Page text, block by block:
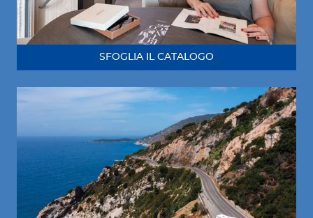
SFOGLIA IL CATALOGO